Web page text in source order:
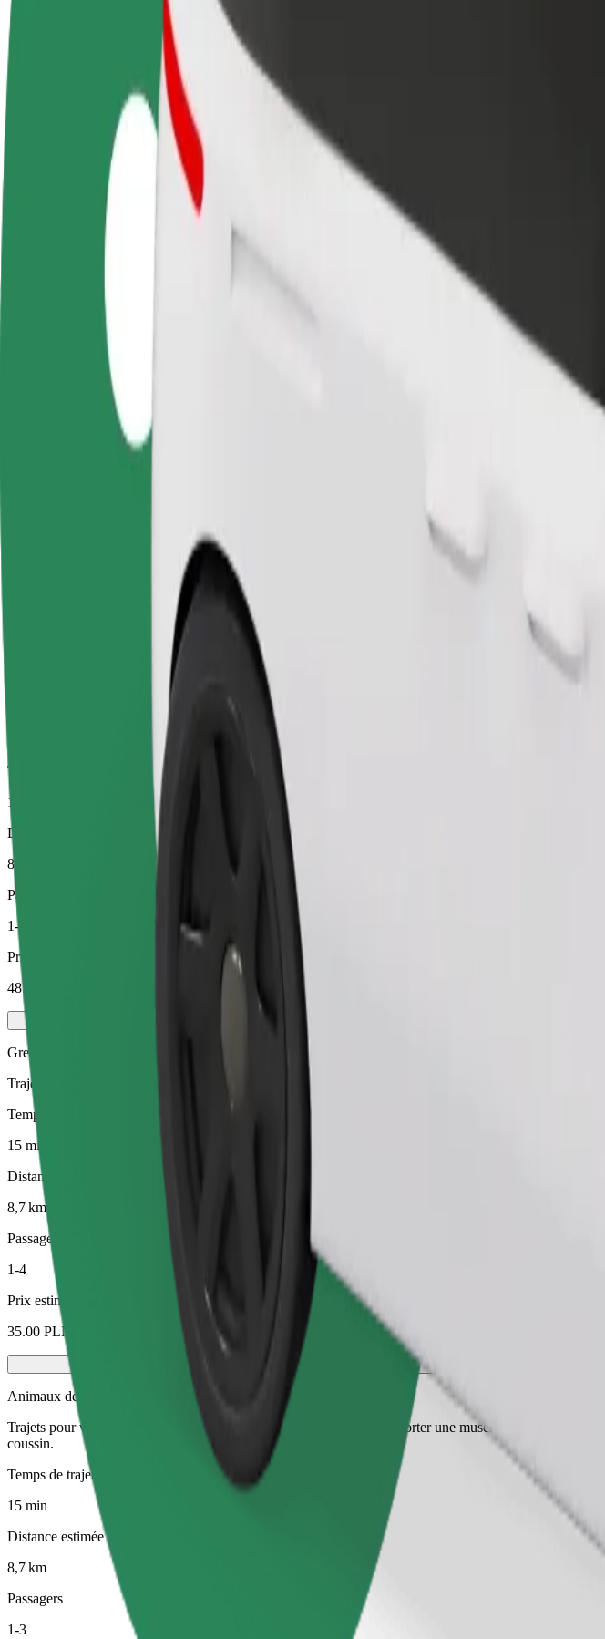
Devenir partenaire chauffeur
Générez des revenus selon
vos conditions
Devenir livreur
Livrez des repas et générez des revenus
chaque semaine
Comment se rendre de "Kaskada" Shopping Centre à Głębokie
À la recherche du meilleur trajet entre "Kaskada" Shopping Centre et Głębokie ? Explorez nos
Praticité et confort, en quelques clics !
Trajets fiables dans des voitures classiques de taille moyenne.
Temps de trajet estimé
Des voitures plus grandes avec plus d'espace pour les jambes et plus de rangement
Temps de trajet estimé
15 min
Distance estimée
8,7 km
Passagers
1-4
Prix estimé
48.50 PLN
Green
Trajets efficaces dans des véhicules hybrides et électriques
Temps de trajet estimé
15 min
Distance estimée
8,7 km
Passagers
1-4
Prix estimé
35.00 PLN
Animaux de compagnie
Trajets pour vous et votre animal de compagnie. Les chiens doivent porter une muselière, les petits
coussin.
Temps de trajet estimé
15 min
Distance estimée
8,7 km
Passagers
1-3